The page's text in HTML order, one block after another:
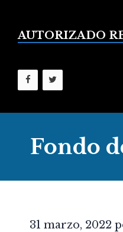
contenido
AUTORIZADO
Fondo
31 marzo, 2022